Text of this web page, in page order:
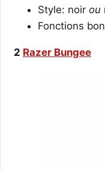
Style: noir ou
Fonctions
2 Razer Bungee